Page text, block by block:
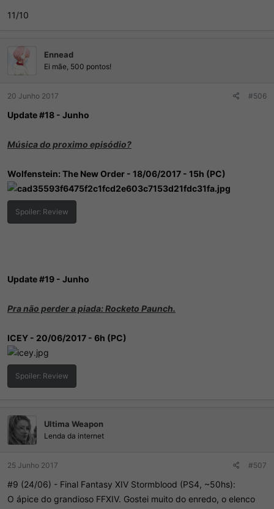
11/10
Ennead
Ei mãe, 500 pontos!
20 Junho 2017 #506
Update #18 - Junho
Música do proximo episódio?
Wolfenstein: The New Order - 18/06/2017 - 15h (PC)
Spoiler: Review
Update #19 - Junho
Pra não perder a piada: Rocketo Paunch.
ICEY - 20/06/2017 - 6h (PC)
Spoiler: Review
Ultima Weapon
Lenda da internet
25 Junho 2017 #507
#9 (24/06) - Final Fantasy XIV Stormblood (PS4, ~50hs):
O ápice do grandioso FFXIV. Gostei muito do enredo, o elenco